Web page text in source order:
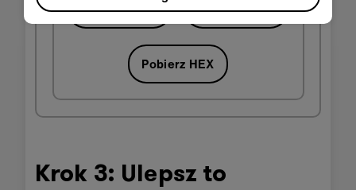
klasie MakeCode
Pobierz HEX
Krok 3: Ulepsz to